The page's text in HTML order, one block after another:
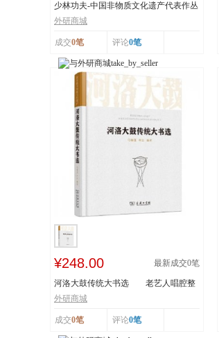
少林功夫-中国非物质文化遗产代表作丛
书
外研商城
成交0笔 评论0笔
¥248.00 最新成交0笔
河洛大鼓传统大书选 老艺人唱腔整
理 采撷民间...
外研商城
成交0笔 评论0笔